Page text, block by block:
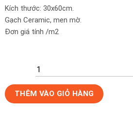
Kích thước: 30x60cm.
Gạch Ceramic, men mờ.
Đơn giá tính /m2
Gạch
ốp
THÊM VÀO GIỎ HÀNG